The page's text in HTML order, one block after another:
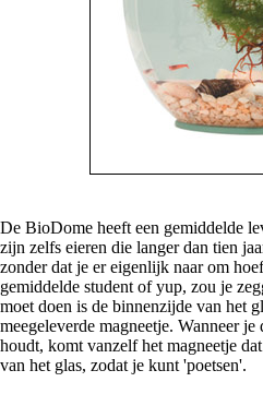
De BioDome heeft een gemiddelde
zijn zelfs eieren die langer dan tien
zonder dat je er eigenlijk naar om
gemiddelde student of yup, zou je
moet doen is de binnenzijde van het
meegeleverde magneetje. Wanneer
houdt, komt vanzelf het magneetje
van het glas, zodat je kunt 'poetsen'.